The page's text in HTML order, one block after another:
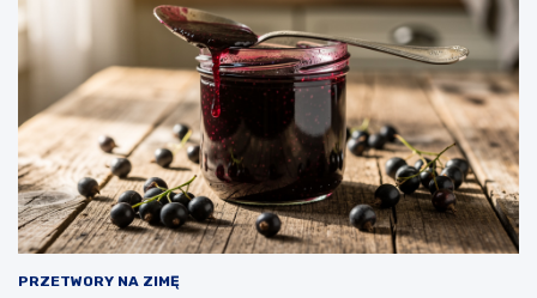
PRZETWORY NA ZIMĘ